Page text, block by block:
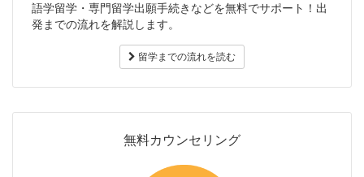
語学留学・専門留学出願手続きなどを無料でサポート！出
発までの流れを解説します。
留学までの流れを読む
無料カウンセリング